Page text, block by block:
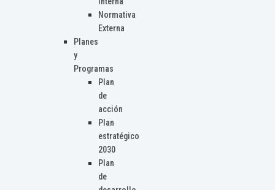
Normativa
Externa
Planes
y
Programas
Plan
de
acción
Plan
estratégico
2030
Plan
de